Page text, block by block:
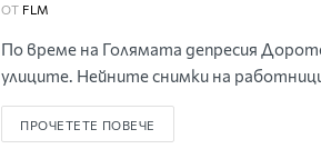
ОТ FLM
По време на Голямата депресия
улиците. Нейните снимки на
ПРОЧЕТЕТЕ ПОВЕЧЕ